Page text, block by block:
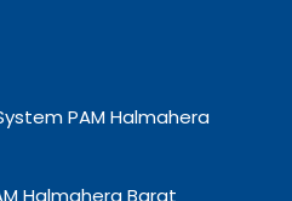
PAM Halmahera